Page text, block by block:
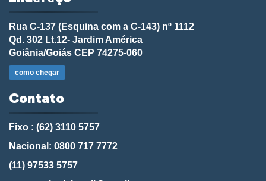
Rua C-137 (Esquina com a C-143) nº 1112
Qd. 302 Lt.12- Jardim América
Goiânia/Goiás CEP 74275-060
como chegar
Contato
Fixo : (62) 3110 5757
Nacional: 0800 717 7772
(11) 97533 5757